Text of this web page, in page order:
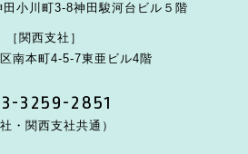
小川町3-8神田駿河台ビル５階
［関西支社］
南本町4-5-7東亜ビル4階
3259-2851
社・関西支社共通）